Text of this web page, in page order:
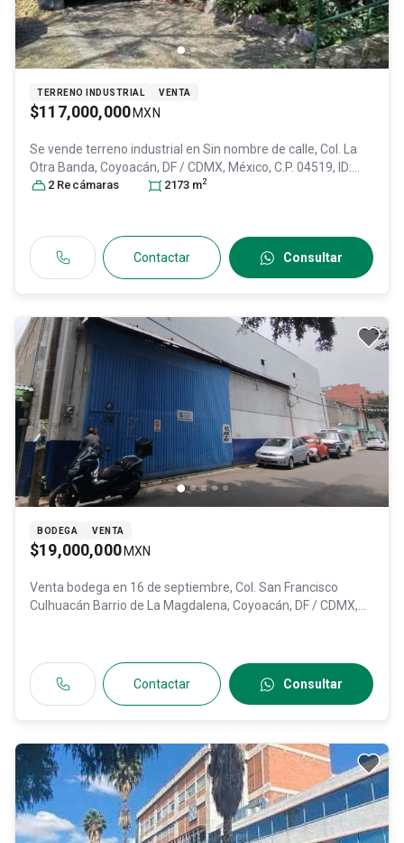
TERRENO INDUSTRIAL VENTA
$117,000,000 MXN
Se vende terreno industrial en Sin nombre de calle, Col. La
Otra Banda, Coyoacán, DF / CDMX, México, C.P. 04519, ID:
31517391
2 Recámaras 2173 m2
Contactar Consultar
BODEGA VENTA
$19,000,000 MXN
Venta bodega en 16 de septiembre, Col. San Francisco
Culhuacán Barrio de La Magdalena, Coyoacán, DF / CDMX,
Contactar Consultar